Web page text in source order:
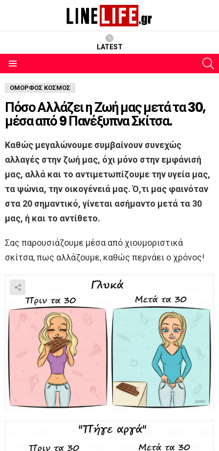
LATEST
ΌΜΟΡΦΟΣ ΚΌΣΜΟΣ
Πόσο Αλλάζει η Ζωή μας μετά τα 30,
μέσα από 9 Πανέξυπνα Σκίτσα.
Καθώς μεγαλώνουμε συμβαίνουν συνεχώς
αλλαγές στην ζωή μας, όχι μόνο στην εμφάνισή
μας, αλλά και το αντιμετωπίζουμε την υγεία μας,
τα ψώνια, την οικογένειά μας. Ό,τι μας φαινόταν
στα 20 σημαντικό, γίνεται ασήμαντο μετά τα 30
μας, ή και το αντίθετο.
Σας παρουσιάζουμε μέσα από χιουμοριστικά
σκίτσα, πως αλλάζουμε, καθώς περνάει ο χρόνος!